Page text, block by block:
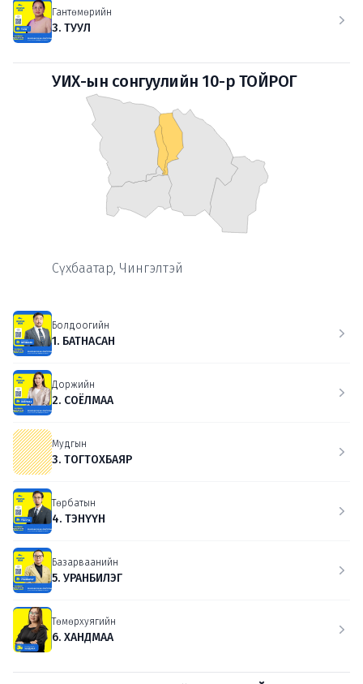
Гантөмөрийн
3. ТУУЛ
УИХ-ын сонгуулийн 10-р ТОЙРОГ
Сүхбаатар, Чингэлтэй
Болдоогийн
1. БАТНАСАН
Доржийн
2. СОЁЛМАА
Мудгын
3. ТОГТОХБАЯР
Төрбатын
4. ТЭНҮҮН
Базарваанийн
5. УРАНБИЛЭГ
Төмөрхуягийн
6. ХАНДМАА